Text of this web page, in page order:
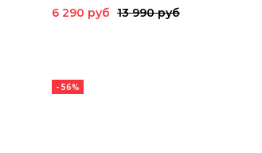
6 290 руб 13 990 руб
- 56%